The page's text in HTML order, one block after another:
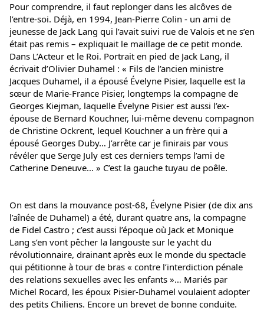
Pour comprendre, il faut replonger dans les alcôves de
l’entre-soi. Déjà, en 1994, Jean-Pierre Colin ‑ un ami de
jeunesse de Jack Lang qui l’avait suivi rue de Valois et ne s’en
était pas remis – expliquait le maillage de ce petit monde.
Dans L’Acteur et le Roi. Portrait en pied de Jack Lang, il
écrivait d’Olivier Duhamel : « Fils de l’ancien ministre
Jacques Duhamel, il a épousé Évelyne Pisier, laquelle est la
sœur de Marie-France Pisier, longtemps la compagne de
Georges Kiejman, laquelle Évelyne Pisier est aussi l’ex-
épouse de Bernard Kouchner, lui-même devenu compagnon
de Christine Ockrent, lequel Kouchner a un frère qui a
épousé Georges Duby… J’arrête car je finirais par vous
révéler que Serge July est ces derniers temps l’ami de
Catherine Deneuve… » C’est la gauche tuyau de poêle.
On est dans la mouvance post-68, Évelyne Pisier (de dix ans
l’aînée de Duhamel) a été, durant quatre ans, la compagne
de Fidel Castro ; c’est aussi l’époque où Jack et Monique
Lang s’en vont pêcher la langouste sur le yacht du
révolutionnaire, drainant après eux le monde du spectacle
qui pétitionne à tour de bras « contre l’interdiction pénale
des relations sexuelles avec les enfants »… Mariés par
Michel Rocard, les époux Pisier-Duhamel voulaient adopter
des petits Chiliens. Encore un brevet de bonne conduite.